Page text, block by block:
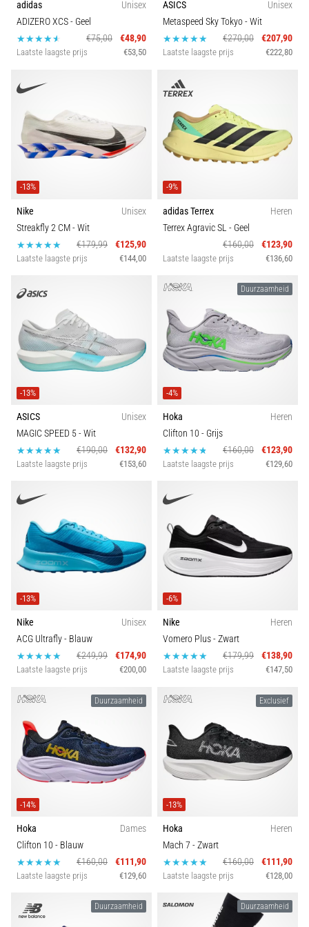
artikelen
adidas
Unisex
ADIZERO XCS- Geel
€75,00
€48,90
Laatste laagste prijs €53,50
ASICS
Unisex
Metaspeed Sky Tokyo- Wit
€270,00
€207,90
Laatste laagste prijs €222,80
-13%
Nike
Unisex
Streakfly 2 CM- Wit
€179,99
€125,90
Laatste laagste prijs €144,00
-9%
adidas Terrex
Heren
Terrex Agravic SL - Geel
€160,00
€123,90
Laatste laagste prijs €136,60
-13%
ASICS
Unisex
MAGIC SPEED 5- Wit
€190,00
€132,90
Laatste laagste prijs €153,60
Duurzaamheid
-4%
Hoka
Heren
Clifton 10 - Grijs
€160,00
€123,90
Laatste laagste prijs €129,60
-13%
Nike
Unisex
ACG Ultrafly- Blauw
€249,99
€174,90
Laatste laagste prijs €200,00
-6%
Nike
Heren
Vomero Plus- Zwart
€179,99
€138,90
Laatste laagste prijs €147,50
Duurzaamheid
-14%
Hoka
Dames
Clifton 10 - Blauw
€160,00
€111,90
Laatste laagste prijs €129,60
Exclusief
-13%
Hoka
Heren
Mach 7 - Zwart
€160,00
€111,90
Laatste laagste prijs €128,00
Duurzaamheid Duurzaamheid